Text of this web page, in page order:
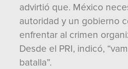
advirtió que. México
autoridad y un gobierno
enfrentar al crimen
Desde el PRI, indicó,
batalla”.